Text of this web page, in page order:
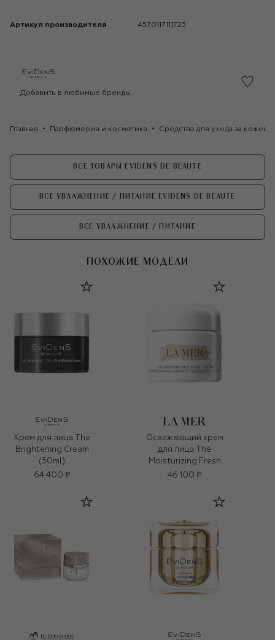
Артикул производителя 4570117111723
Добавить в любимые бренды
Главная Парфюмерия и косметика Средства для ухода за кожей
ВСЕ ТОВАРЫ EVIDENS DE BEAUTE
ВСЕ УВЛАЖНЕНИЕ / ПИТАНИЕ EVIDENS DE BEAUTE
ВСЕ УВЛАЖНЕНИЕ / ПИТАНИЕ
ПОХОЖИЕ МОДЕЛИ
Крем для лица The
Brightening Cream
(50ml)
64 400 ₽
Освежающий крем
для лица The
Moisturizing Fresh
Cream (60ml)
46 100 ₽